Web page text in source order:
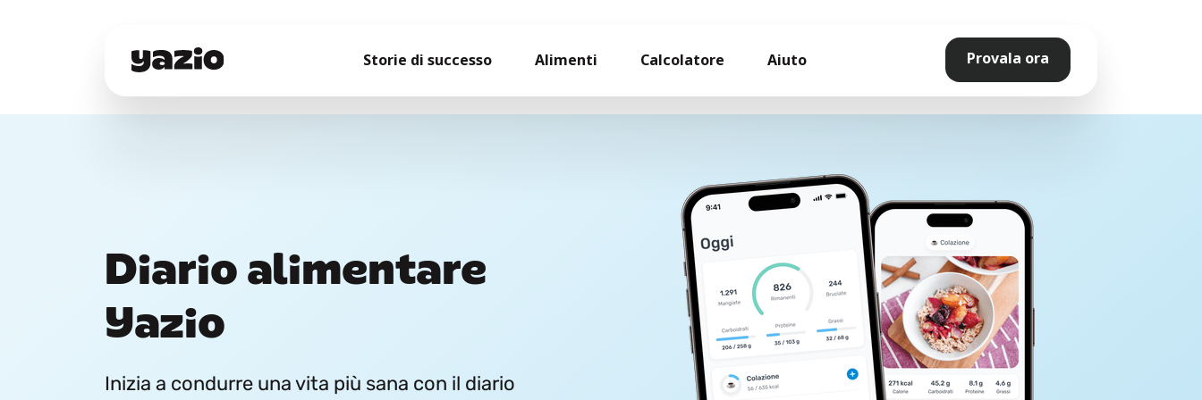
Storie di successo Alimenti Calcolatore Aiuto Provala ora
Diario alimentare
Yazio
Inizia a condurre una vita più sana con il diario